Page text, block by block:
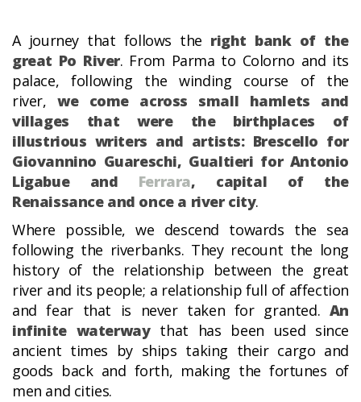
A journey that follows the right bank of the
great Po River. From Parma to Colorno and its
palace, following the winding course of the
river, we come across small hamlets and
villages that were the birthplaces of
illustrious writers and artists: Brescello for
Giovannino Guareschi, Gualtieri for Antonio
Ligabue and Ferrara, capital of the
Renaissance and once a river city.
Where possible, we descend towards the sea
following the riverbanks. They recount the long
history of the relationship between the great
river and its people; a relationship full of affection
and fear that is never taken for granted. An
infinite waterwaythat has been used since
ancient times by ships taking their cargo and
goods back and forth, making the fortunes of
men and cities.